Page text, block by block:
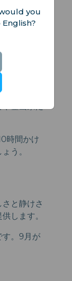
間です。
最もエキ
時間かけ
う。
と静けさ
します。
す。9月が
you